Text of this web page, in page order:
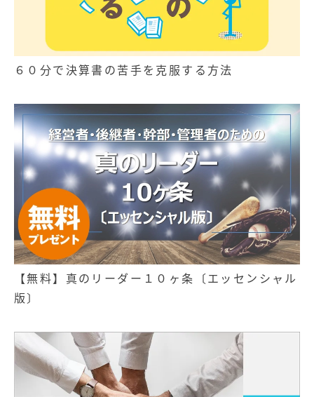
６０分で決算書の苦手を克服する方法
【無料】真のリーダー１０ヶ条〔エッセンシャル
版〕